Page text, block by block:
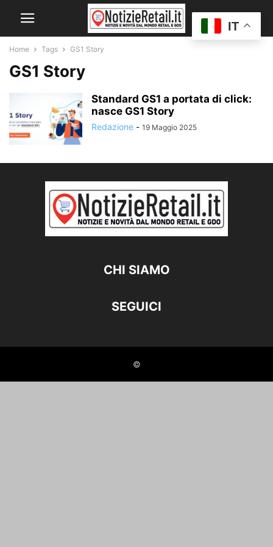
Home Tags GS1 Story
GS1 Story
Standard GS1 a portata di click:
nasce GS1 Story
Redazione - 19 Maggio 2025
CHI SIAMO
SEGUICI
©
IT